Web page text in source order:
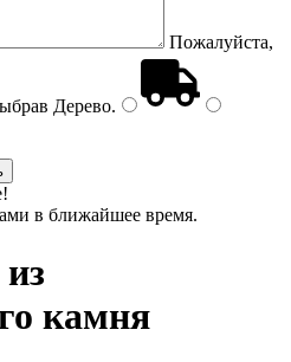
Пожалуйста,
Дерево.
в ближайшее время.
камня